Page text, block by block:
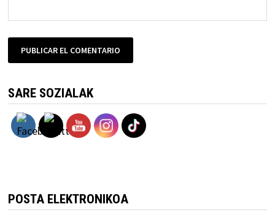
SARE SOZIALAK
POSTA ELEKTRONIKOA